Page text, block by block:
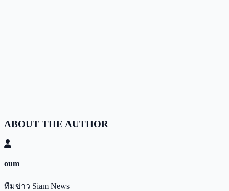
ABOUT THE AUTHOR
oum
ทีมข่าว Siam News